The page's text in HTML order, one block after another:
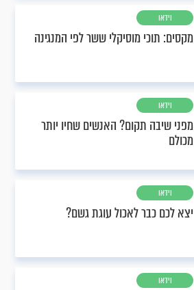
וידאו
מקסים: תוכי מוסיקלי ששר לפי המנגינה
וידאו
מפני שיבה תקום? האנשים שחיו יותר
מכולם
וידאו
יצא לכם כבר לאכול עוגת גשם?
וידאו